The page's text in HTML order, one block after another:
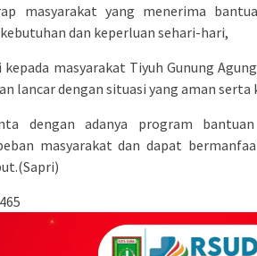
masyarakat yang menerima
dan keperluan sehari-hari,
kepada masyarakat Tiyuh Gunung
lancar dengan situasi yang aman serta
dengan adanya program
masyarakat dan dapat
465